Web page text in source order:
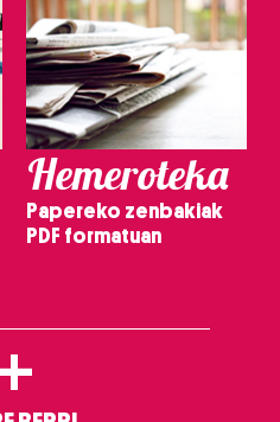
Hemeroteka
Papereko zenbakiak
PDF formatuan